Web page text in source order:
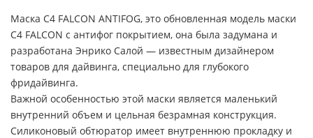
Маска C4 FALCON ANTIFOG, это обновленная модель маски
C4 FALCON с антифог покрытием, она была задумана и
разработана Энрико Салой — известным дизайнером
товаров для дайвинга, специально для глубокого
фридайвинга.
Важной особенностью этой маски является маленький
внутренний объем и цельная безрамная конструкция.
Силиконовый обтюратор имеет внутреннюю прокладку и